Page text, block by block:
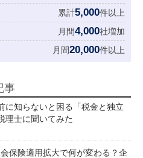
累計5,000件以上
月間4,000社増加
月間20,000件以上
事
に知らないと困る「税金と独立
理士に聞いてみた
会保険適用拡大で何が変わる？企